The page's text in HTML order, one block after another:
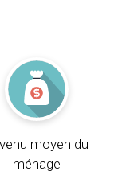
moyen du
ménage